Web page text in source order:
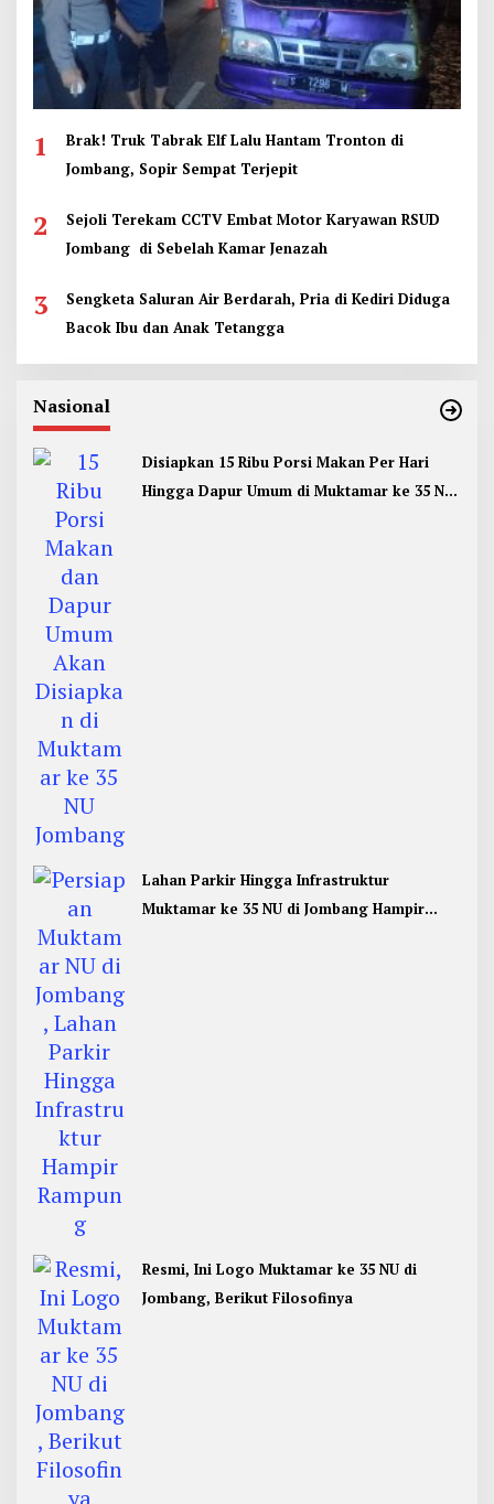
1
Brak! Truk Tabrak Elf Lalu Hantam Tronton di
Jombang, Sopir Sempat Terjepit
2
Sejoli Terekam CCTV Embat Motor Karyawan RSUD
Jombang di Sebelah Kamar Jenazah
3
Sengketa Saluran Air Berdarah, Pria di Kediri Diduga
Bacok Ibu dan Anak Tetangga
Nasional
Disiapkan 15 Ribu Porsi Makan Per Hari
Hingga Dapur Umum di Muktamar ke 35 NU
Lahan Parkir Hingga Infrastruktur
Muktamar ke 35 NU di Jombang Hampir
Resmi, Ini Logo Muktamar ke 35 NU di
Jombang, Berikut Filosofinya